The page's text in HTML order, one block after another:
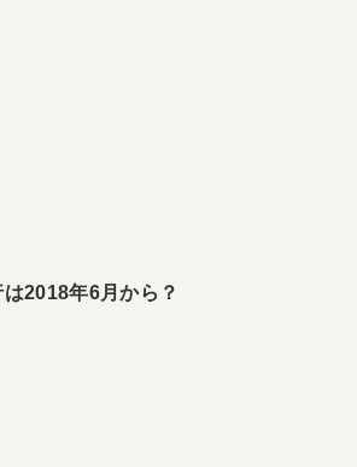
2018年6月から？